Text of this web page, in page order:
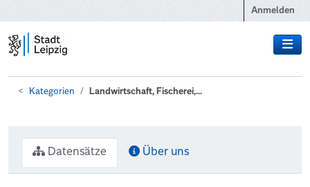
Anmelden
Kategorien Landwirtschaft, Fischerei,...
Datensätze Über uns